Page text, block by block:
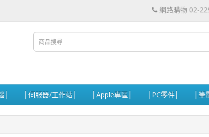
網路購物 02-
│伺服器/工作站│ │Apple專區│ │PC零件│ │筆